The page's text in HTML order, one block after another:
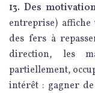
13. Des
entreprise)
des fers à
direction, les
partiellement,
intérêt : gagner